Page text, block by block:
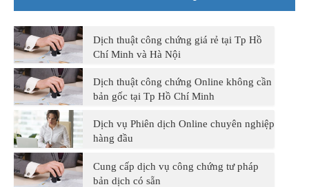
Dịch thuật công chứng giá rẻ tại Tp Hồ
Chí Minh và Hà Nội
Dịch thuật công chứng Online không cần
bản gốc tại Tp Hồ Chí Minh
Dịch vụ Phiên dịch Online chuyên nghiệp
hàng đầu
Cung cấp dịch vụ công chứng tư pháp
bản dịch có sẵn